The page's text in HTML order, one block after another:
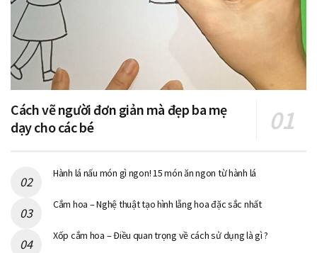
Cách vẽ người đơn giản mà đẹp ba mẹ
dạy cho các bé
Hành lá nấu món gì ngon! 15 món ăn ngon từ hành lá
Cắm hoa – Nghệ thuật tạo hình lẵng hoa đặc sắc nhất
Xốp cắm hoa – Điều quan trọng về cách sử dụng là gì ?